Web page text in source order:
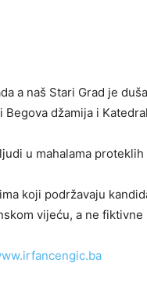
a naš Stari Grad je
džamija i
u mahalama
koji podržavaju
vijeću, a ne